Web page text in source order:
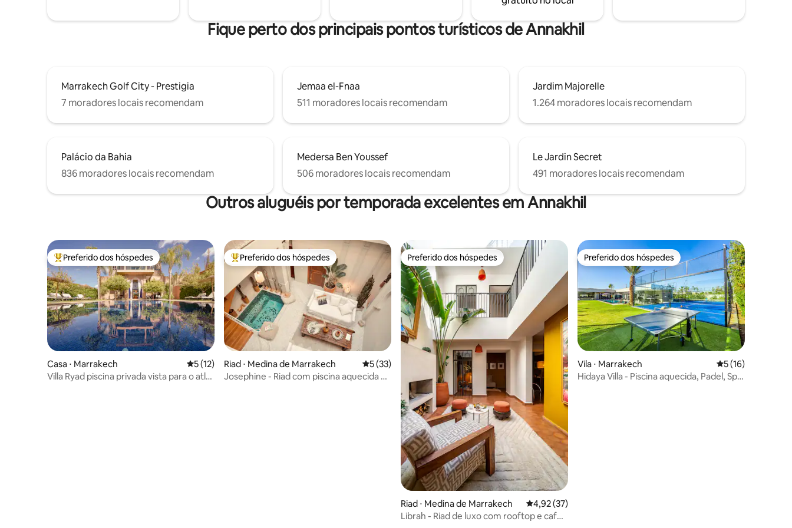
Fique perto dos principais pontos turísticos de Annakhil
Marrakech Golf City - Prestigia
7 moradores locais recomendam
Jemaa el-Fnaa
511 moradores locais recomendam
Jardim Majorelle
1.264 moradores locais recomendam
Palácio da Bahia
836 moradores locais recomendam
Medersa Ben Youssef
506 moradores locais recomendam
Le Jardin Secret
491 moradores locais recomendam
Outros aluguéis por temporada excelentes em Annakhil
Entre os melhores preferidos dos hóspedes
Preferido dos hóspedes
Casa ⋅ Marrakech 5 de uma avaliação média de 5, 12 avaliações
5 (12)
Villa Ryad piscina privada vista para o atlas
Entre os melhores preferidos dos hóspedes
Preferido dos hóspedes
Riad ⋅ Medina de Marrakech 5 de uma avaliação média de 5, 33 avaliações
5 (33)
Josephine - Riad com piscina aquecida e
Preferido dos hóspedes
Preferido dos hóspedes
Riad ⋅ Medina de Marrakech 4,92 de uma avaliação média de 5, 37 avaliações
4,92 (37)
Librah - Riad de luxo com rooftop e café
Preferido dos hóspedes
Preferido dos hóspedes
Vila ⋅ Marrakech 5 de uma
5 (16)
Hidaya Villa - Piscina aquecida, Padel, Spa